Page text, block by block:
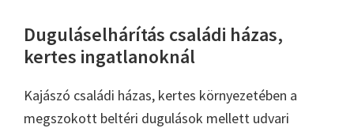
Duguláselhárítás családi házas,
kertes ingatlanoknál
Kajászó családi házas, kertes környezetében a
megszokott beltéri dugulások mellett udvari